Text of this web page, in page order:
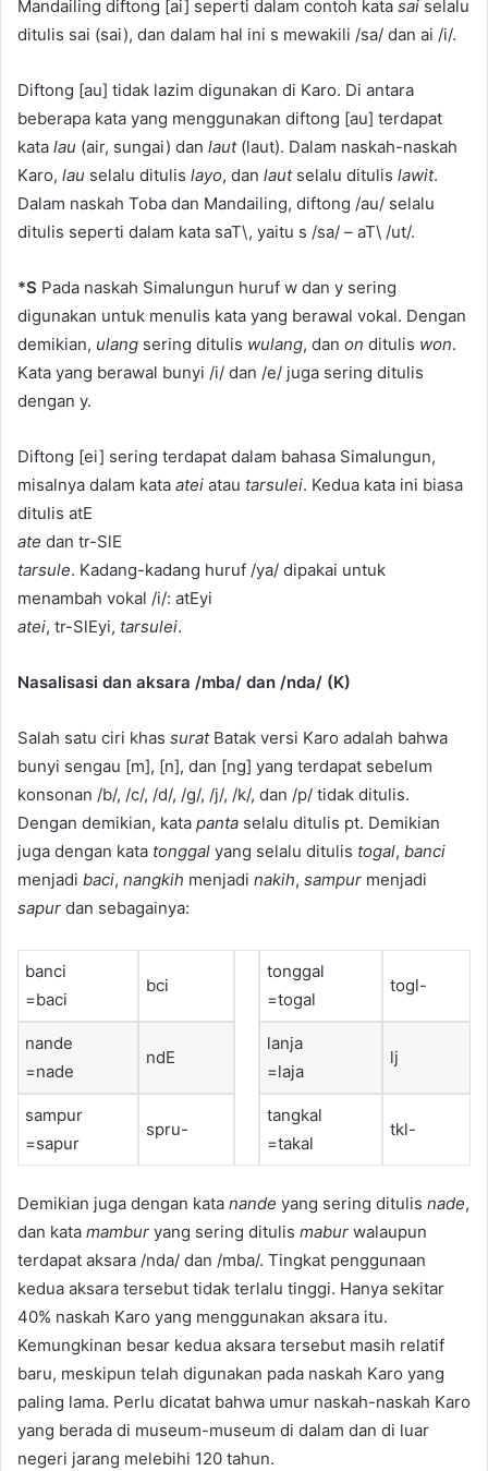
Mandailing diftong [ai] seperti dalam contoh kata sai selalu
ditulis sai (sai), dan dalam hal ini s mewakili /sa/ dan ai /i/.
Diftong [au] tidak lazim digunakan di Karo. Di antara
beberapa kata yang menggunakan diftong [au] terdapat
kata lau (air, sungai) dan laut(laut). Dalam naskah-naskah
Karo, lau selalu ditulis layo, dan lautselalu ditulis lawit.
Dalam naskah Toba dan Mandailing, diftong /au/ selalu
ditulis seperti dalam kata saT\, yaitu s /sa/ – aT\ /ut/.
*S Pada naskah Simalungun huruf w dan y sering
digunakan untuk menulis kata yang berawal vokal. Dengan
demikian, ulang sering ditulis wulang, dan on ditulis won.
Kata yang berawal bunyi /i/ dan /e/ juga sering ditulis
dengan y.
Diftong [ei] sering terdapat dalam bahasa Simalungun,
misalnya dalam kata atei atau tarsulei. Kedua kata ini biasa
ditulis atE
ate dan tr-SlE
tarsule. Kadang-kadang huruf /ya/ dipakai untuk
menambah vokal /i/: atEyi
atei, tr-SlEyi, tarsulei.
Nasalisasi dan aksara /mba/ dan /nda/ (K)
Salah satu ciri khas surat Batak versi Karo adalah bahwa
bunyi sengau [m], [n], dan [ng] yang terdapat sebelum
konsonan /b/, /c/, /d/, /g/, /j/, /k/, dan /p/ tidak ditulis.
Dengan demikian, kata panta selalu ditulis pt. Demikian
juga dengan kata tonggal yang selalu ditulis togal, banci
menjadi baci, nangkih menjadi nakih, sampur menjadi
sapur dan sebagainya:
banci
=baci
bci
tonggal
=togal
togl-
nande
=nade
ndE
lanja
=laja
lj
sampur
=sapur
spru-
tangkal
=takal
tkl-
Demikian juga dengan kata nande yang sering ditulis nade,
dan kata mambur yang sering ditulis mabur walaupun
terdapat aksara /nda/ dan /mba/. Tingkat penggunaan
kedua aksara tersebut tidak terlalu tinggi. Hanya sekitar
40% naskah Karo yang menggunakan aksara itu.
Kemungkinan besar kedua aksara tersebut masih relatif
baru, meskipun telah digunakan pada naskah Karo yang
paling lama. Perlu dicatat bahwa umur naskah-naskah Karo
yang berada di museum-museum di dalam dan di luar
negeri jarang melebihi 120 tahun.